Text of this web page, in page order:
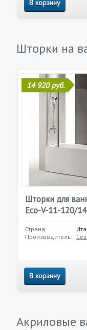
В корзину
Шторки на
14 920 руб.
Шторки для
Eco-V-11-120/
Страна:
Производитель:
В корзину
Акриловые